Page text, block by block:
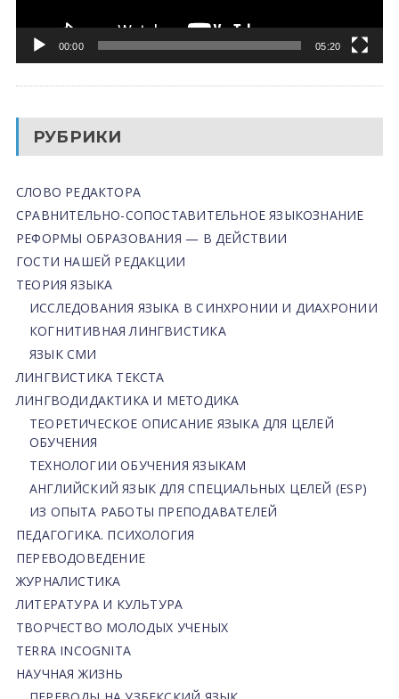
00:00 05:20
РУБРИКИ
СЛОВО РЕДАКТОРА
СРАВНИТЕЛЬНО-СОПОСТАВИТЕЛЬНОЕ ЯЗЫКОЗНАНИЕ
РЕФОРМЫ ОБРАЗОВАНИЯ — В ДЕЙСТВИИ
ГОСТИ НАШЕЙ РЕДАКЦИИ
ТЕОРИЯ ЯЗЫКА
ИССЛЕДОВАНИЯ ЯЗЫКА В СИНХРОНИИ И ДИАХРОНИИ
КОГНИТИВНАЯ ЛИНГВИСТИКА
ЯЗЫК СМИ
ЛИНГВИСТИКА ТЕКСТА
ЛИНГВОДИДАКТИКА И МЕТОДИКА
ТЕОРЕТИЧЕСКОЕ ОПИСАНИЕ ЯЗЫКА ДЛЯ ЦЕЛЕЙ
ОБУЧЕНИЯ
ТЕХНОЛОГИИ ОБУЧЕНИЯ ЯЗЫКАМ
АНГЛИЙСКИЙ ЯЗЫК ДЛЯ СПЕЦИАЛЬНЫХ ЦЕЛЕЙ (ESP)
ИЗ ОПЫТА РАБОТЫ ПРЕПОДАВАТЕЛЕЙ
ПЕДАГОГИКА. ПСИХОЛОГИЯ
ПЕРЕВОДОВЕДЕНИЕ
ЖУРНАЛИСТИКА
ЛИТЕРАТУРА И КУЛЬТУРА
ТВОРЧЕСТВО МОЛОДЫХ УЧЕНЫХ
TERRA INCOGNITA
НАУЧНАЯ ЖИЗНЬ